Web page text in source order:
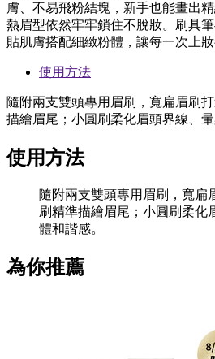
膚、不易飛粉結塊，新手也能畫出
熱眉型依然牢牢鎖住不脫妝。刷具
貼肌膚搭配細緻粉體，讓每一次上妝
使用方法
隨附兩支雙頭專用眉刷，寬扁眉刷
描繪眉尾；小圓刷柔化眉頭界線、
使用方法
隨附兩支雙頭專用眉刷，寬扁
刷精準描繪眉尾；小圓刷柔化
體和諧感。
為你推薦